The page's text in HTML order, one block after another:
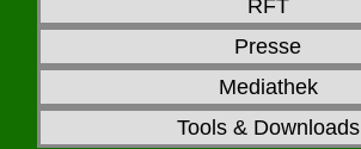
RFT
Presse
Mediathek
Tools & Downloads